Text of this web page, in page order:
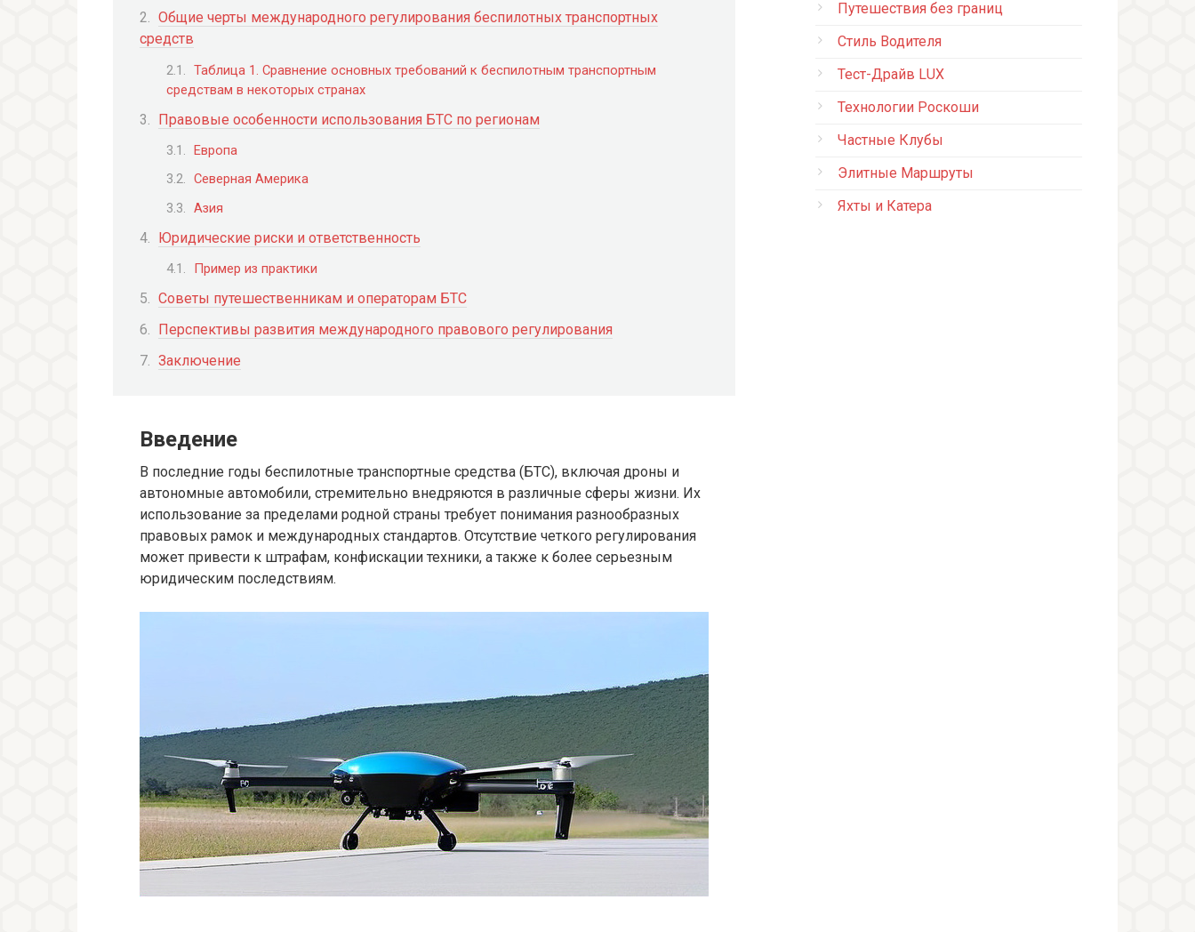
Общие черты международного регулирования беспилотных транспортных
средств
Таблица 1. Сравнение основных требований к беспилотным транспортным
средствам в некоторых странах
Правовые особенности использования БТС по регионам
Европа
Северная Америка
Азия
Юридические риски и ответственность
Пример из практики
Советы путешественникам и операторам БТС
Перспективы развития международного правового регулирования
Заключение
Введение
В последние годы беспилотные транспортные средства (БТС), включая дроны и
автономные автомобили, стремительно внедряются в различные сферы жизни. Их
использование за пределами родной страны требует понимания разнообразных
правовых рамок и международных стандартов. Отсутствие четкого регулирования
может привести к штрафам, конфискации техники, а также к более серьезным
юридическим последствиям.
Путешествия без границ
Стиль Водителя
Тест-Драйв LUX
Технологии Роскоши
Частные Клубы
Элитные Маршруты
Яхты и Катера